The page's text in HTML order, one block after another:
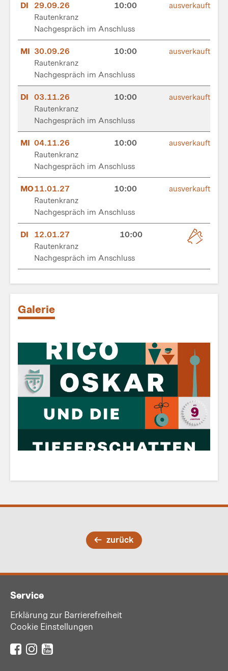
DI 29.09.26
10:00
Rautenkranz
Nachgespräch im Anschluss
ausverkauft
MI 30.09.26
10:00
Rautenkranz
Nachgespräch im Anschluss
ausverkauft
DI 03.11.26
10:00
Rautenkranz
Nachgespräch im Anschluss
ausverkauft
MI 04.11.26
10:00
Rautenkranz
Nachgespräch im Anschluss
ausverkauft
MO11.01.27
10:00
Rautenkranz
Nachgespräch im Anschluss
ausverkauft
DI 12.01.27
10:00
Rautenkranz
Nachgespräch im Anschluss
Galerie
zurück
Service
Erklärung zur Barrierefreiheit
Cookie Einstellungen